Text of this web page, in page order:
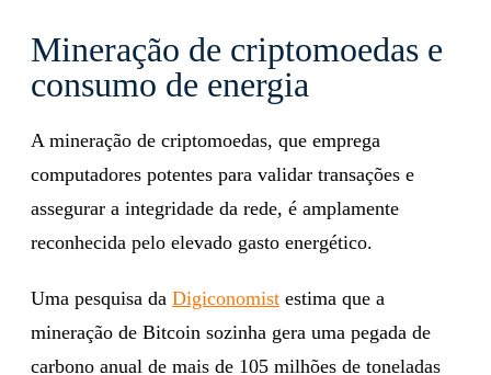
Mineração de criptomoedas e
consumo de energia
A mineração de criptomoedas, que emprega
computadores potentes para validar transações e
assegurar a integridade da rede, é amplamente
reconhecida pelo elevado gasto energético.
Uma pesquisa da Digiconomist estima que a
mineração de Bitcoin sozinha gera uma pegada de
carbono anual de mais de 105 milhões de toneladas